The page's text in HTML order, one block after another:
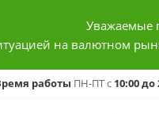
Уважаемые
на валютном
работы ПН-ПТ с 10:00 до